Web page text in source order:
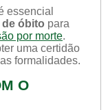
essencial
óbito para
por morte.
uma certidão
formalidades.
O